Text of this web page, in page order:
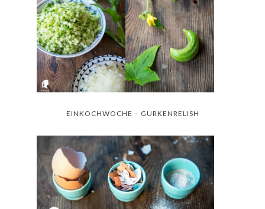
EINKOCHWOCHE – GURKENRELISH